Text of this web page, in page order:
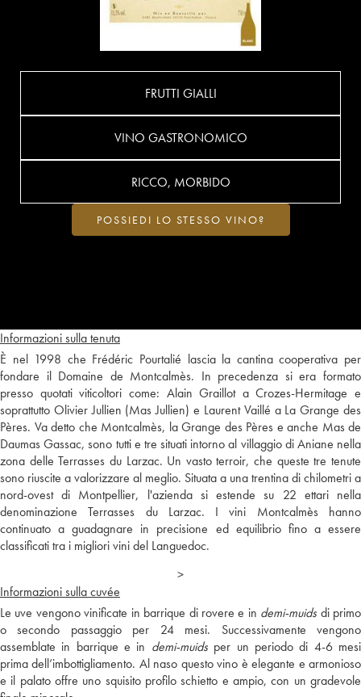
Informazioni sulla tenuta
È nel 1998 che Frédéric Pourtalié lascia la cantina cooperativa per
fondare il Domaine de Montcalmès. In precedenza si era formato
presso quotati viticoltori come: Alain Graillot a Crozes-Hermitage e
soprattutto Olivier Jullien (Mas Jullien) e Laurent Vaillé a La Grange des
Pères. Va detto che Montcalmès, la Grange des Pères e anche Mas de
Daumas Gassac, sono tutti e tre situati intorno al villaggio di Aniane nella
zona delle Terrasses du Larzac. Un vasto terroir, che queste tre tenute
sono riuscite a valorizzare al meglio. Situata a una trentina di chilometri a
nord-ovest di Montpellier, l'azienda si estende su 22 ettari nella
denominazione Terrasses du Larzac. I vini Montcalmès hanno
continuato a guadagnare in precisione ed equilibrio fino a essere
classificati tra i migliori vini del Languedoc.
>
Informazioni sulla cuvée
Le uve vengono vinificate in barrique di rovere e in demi-muids di primo
o secondo passaggio per 24 mesi. Successivamente vengono
assemblate in barrique e in demi-muidsper un periodo di 4-6 mesi
prima dell’imbottigliamento. Al naso questo vino è elegante e armonioso
e il palato offre uno squisito profilo schietto e ampio, con un gradevole
FRUTTI GIALLI
VINO GASTRONOMICO
RICCO, MORBIDO
POSSIEDI LO STESSO VINO?